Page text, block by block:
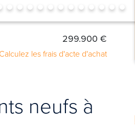
299.900 €
Calculez les frais d'acte d'achat
neufs à